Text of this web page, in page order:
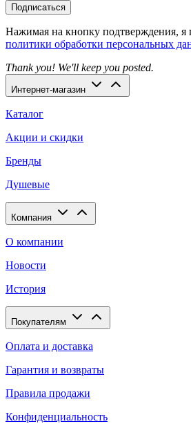
Подписаться
Нажимая на кнопку подтверждения,
политики обработки персональных
Thank you! We'll keep you posted.
Интернет-магазин
Каталог
Акции и скидки
Бренды
Душевые
Компания
О компании
Новости
История
Покупателям
Оплата и доставка
Гарантия и возвраты
Правила продажи
Конфиденциальность